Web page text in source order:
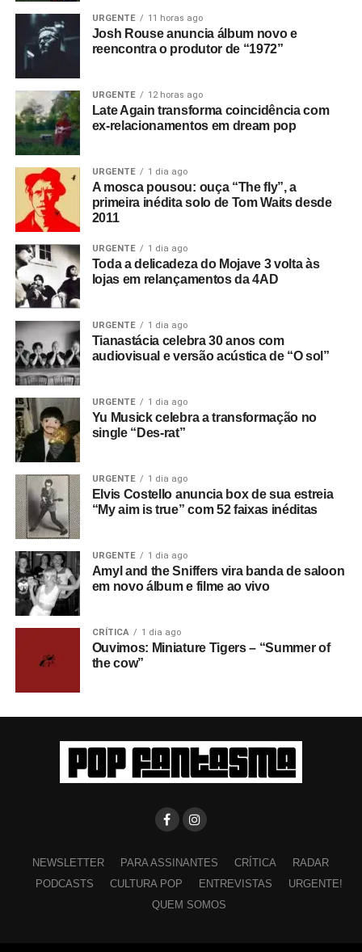
URGENTE 11 horas ago
Josh Rouse anuncia álbum novo e
reencontra o produtor de “1972”
URGENTE 12 horas ago
Late Again transforma coincidência com
ex-relacionamentos em dream pop
URGENTE 1 dia ago
A mosca pousou: ouça “The fly”, a
primeira inédita solo de Tom Waits desde
2011
URGENTE 1 dia ago
Toda a delicadeza do Mojave 3 volta às
lojas em relançamentos da 4AD
URGENTE 1 dia ago
Tianastácia celebra 30 anos com
audiovisual e versão acústica de “O sol”
URGENTE 1 dia ago
Yu Musick celebra a transformação no
single “Des-rat”
URGENTE 1 dia ago
Elvis Costello anuncia box de sua estreia
“My aim is true” com 52 faixas inéditas
URGENTE 1 dia ago
Amyl and the Sniffers vira banda de saloon
em novo álbum e filme ao vivo
CRÍTICA 1 dia ago
Ouvimos: Miniature Tigers – “Summer of
the cow”
NEWSLETTER PARA ASSINANTES CRÍTICA
RADAR
PODCASTS
CULTURA POP ENTREVISTAS
URGENTE!
QUEM SOMOS